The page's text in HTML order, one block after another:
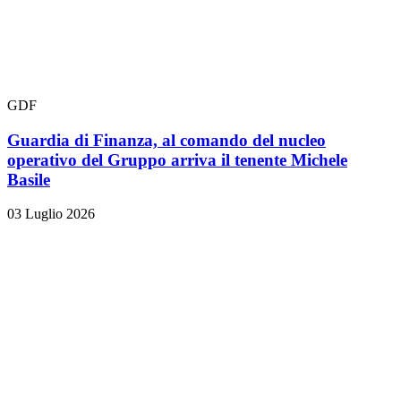
GDF
Guardia di Finanza, al comando del nucleo
operativo del Gruppo arriva il tenente Michele
Basile
03 Luglio 2026